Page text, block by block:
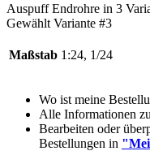
Auspuff Endrohre in 3
Gewählt Variante #3
Maßstab 1:24, 1/24
Wo ist meine
Alle Informationen
Bearbeiten oder
Bestellungen in